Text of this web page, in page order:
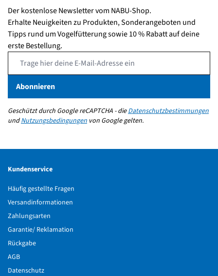
Der kostenlose Newsletter vom NABU-Shop.
Erhalte Neuigkeiten zu Produkten, Sonderangeboten und
Tipps rund um Vogelfütterung sowie 10 % Rabatt auf deine
erste Bestellung.
Abonnieren
Geschützt durch Google reCAPTCHA - dieDatenschutzbestimmungen
undNutzungsbedingungen von Google gelten.
Kundenservice
Häufig gestellte Fragen
Versandinformationen
Zahlungsarten
Garantie/ Reklamation
Rückgabe
AGB
Datenschutz